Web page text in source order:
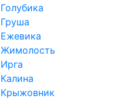
Голубика
Груша
Ежевика
Жимолость
Ирга
Калина
Крыжовник